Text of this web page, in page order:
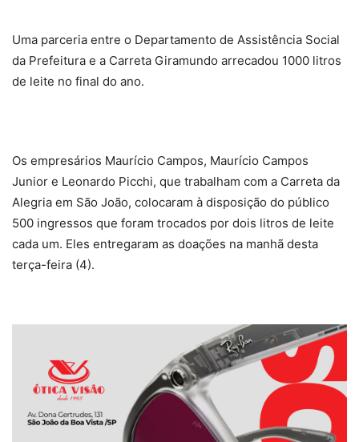
Uma parceria entre o Departamento de Assistência Social
da Prefeitura e a Carreta Giramundo arrecadou 1000 litros
de leite no final do ano.
Os empresários Maurício Campos, Maurício Campos
Junior e Leonardo Picchi, que trabalham com a Carreta da
Alegria em São João, colocaram à disposição do público
500 ingressos que foram trocados por dois litros de leite
cada um. Eles entregaram as doações na manhã desta
terça-feira (4).